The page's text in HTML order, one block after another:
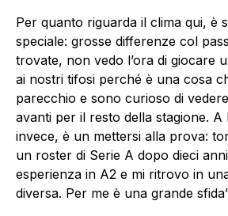
Per quanto riguarda il clima qui, è
speciale: grosse differenze col
trovate, non vedo l’ora di giocare
ai nostri tifosi perché è una cosa
parecchio e sono curioso di
avanti per il resto della stagione.
invece, è un mettersi alla prova:
un roster di Serie A dopo dieci
esperienza in A2 e mi ritrovo in
diversa. Per me è una grande